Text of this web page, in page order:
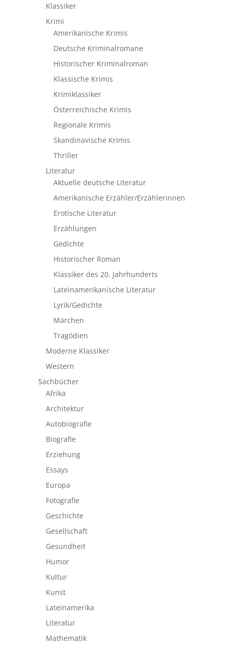
Klassiker
Krimi
Amerikanische Krimis
Deutsche Kriminalromane
Historischer Kriminalroman
Klassische Krimis
Krimiklassiker
Österreichische Krimis
Regionale Krimis
Skandinavische Krimis
Thriller
Literatur
Aktuelle deutsche Literatur
Amerikanische Erzähler/Erzählerinnen
Erotische Literatur
Erzählungen
Gedichte
Historischer Roman
Klassiker des 20. Jahrhunderts
Lateinamerikanische Literatur
Lyrik/Gedichte
Märchen
Tragödien
Moderne Klassiker
Western
Sachbücher
Afrika
Architektur
Autobiografie
Biografie
Erziehung
Essays
Europa
Fotografie
Geschichte
Gesellschaft
Gesundheit
Humor
Kultur
Kunst
Lateinamerika
Literatur
Mathematik